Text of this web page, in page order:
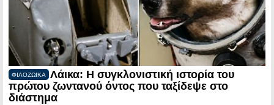
ΦΙΛΟΖΩΙΚΑ
Λάικα: Η συγκλονιστική ιστορία του
πρώτου ζωντανού όντος που ταξίδεψε στο
διάστημα